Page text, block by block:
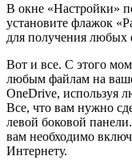
В окне «Настройки»
установите флажок
для получения любых
Вот и все. С этого
любым файлам на
OneDrive, используя
Все, что вам нужно
левой боковой
вам необходимо
Интернету.